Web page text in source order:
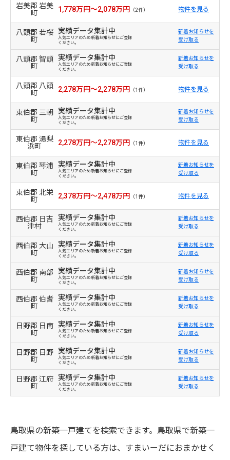
岩美郡 岩美
町
1,778万円～2,078万円 （2件） 物件を見る
八頭郡 若桜
町
実績データ集計中
人気エリアのため新着お知らせにご登録
ください。
新着お知らせを
受け取る
八頭郡 智頭
町
実績データ集計中
人気エリアのため新着お知らせにご登録
ください。
新着お知らせを
受け取る
八頭郡 八頭
町
2,278万円～2,278万円 （1件） 物件を見る
東伯郡 三朝
町
実績データ集計中
人気エリアのため新着お知らせにご登録
ください。
新着お知らせを
受け取る
東伯郡 湯梨
浜町
2,278万円～2,278万円 （1件） 物件を見る
東伯郡 琴浦
町
実績データ集計中
人気エリアのため新着お知らせにご登録
ください。
新着お知らせを
受け取る
東伯郡 北栄
町
2,378万円～2,478万円 （1件） 物件を見る
西伯郡 日吉
津村
実績データ集計中
人気エリアのため新着お知らせにご登録
ください。
新着お知らせを
受け取る
西伯郡 大山
町
実績データ集計中
人気エリアのため新着お知らせにご登録
ください。
新着お知らせを
受け取る
西伯郡 南部
町
実績データ集計中
人気エリアのため新着お知らせにご登録
ください。
新着お知らせを
受け取る
西伯郡 伯耆
町
実績データ集計中
人気エリアのため新着お知らせにご登録
ください。
新着お知らせを
受け取る
日野郡 日南
町
実績データ集計中
人気エリアのため新着お知らせにご登録
ください。
新着お知らせを
受け取る
日野郡 日野
町
実績データ集計中
人気エリアのため新着お知らせにご登録
ください。
新着お知らせを
受け取る
日野郡 江府
町
実績データ集計中
人気エリアのため新着お知らせにご登録
ください。
新着お知らせを
受け取る
鳥取県の新築一戸建てを検索できます。鳥取県で新築一
戸建て物件を探している方は、すまいーだにおまかせく